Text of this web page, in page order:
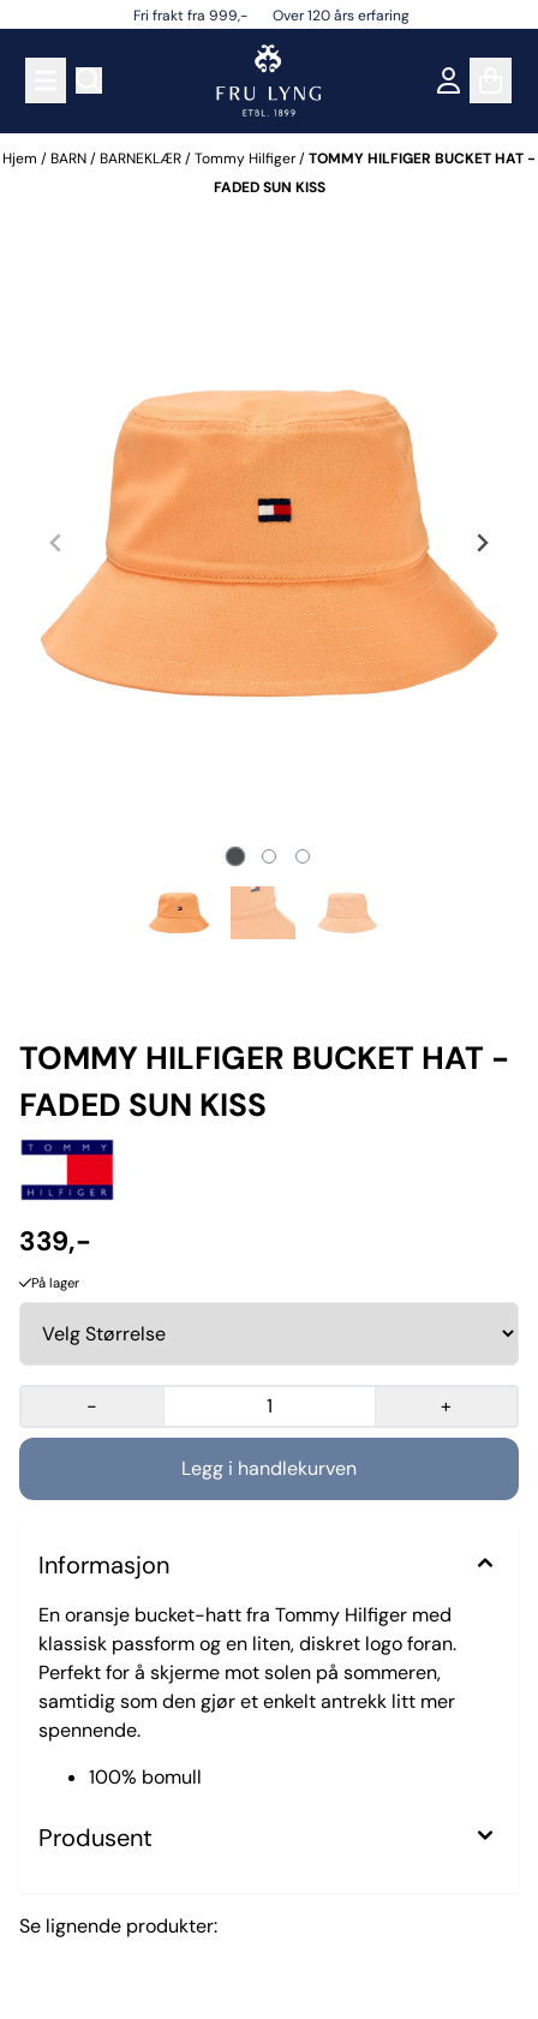
Hopp til innholdFri frakt fra 999,- Over 120 års erfaring
Hjem /BARN/BARNEKLÆR/Tommy Hilfiger/TOMMY HILFIGER BUCKET HAT -
FADED SUN KISS
TOMMY HILFIGER BUCKET HAT -
FADED SUN KISS
339,-
På lager
- +
Informasjon
En oransje bucket-hatt fra Tommy Hilfiger med
klassisk passform og en liten, diskret logo foran.
Perfekt for å skjerme mot solen på sommeren,
samtidig som den gjør et enkelt antrekk litt mer
spennende.
100% bomull
Produsent
Se lignende produkter: